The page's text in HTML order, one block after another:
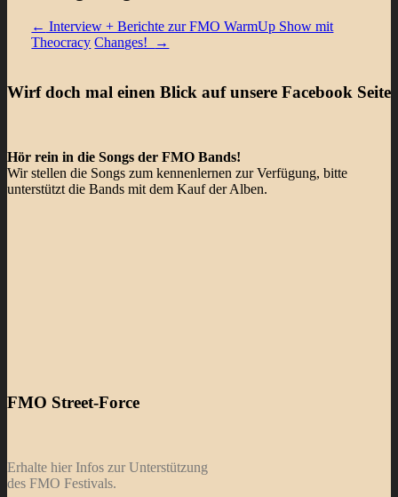
← Interview + Berichte zur FMO WarmUp Show mit
Theocracy Changes! →
Wirf doch mal einen Blick auf unsere Facebook Seite
Hör rein in die Songs der FMO Bands!
Wir stellen die Songs zum kennenlernen zur Verfügung, bitte
unterstützt die Bands mit dem Kauf der Alben.
FMO Street-Force
Erhalte hier Infos zur Unterstützung
des FMO Festivals.